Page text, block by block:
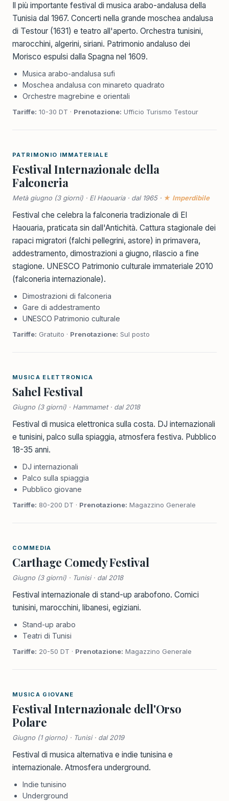
Il più importante festival di musica arabo-andalusa della
Tunisia dal 1967. Concerti nella grande moschea andalusa
di Testour (1631) e teatro all'aperto. Orchestra tunisini,
marocchini, algerini, siriani. Patrimonio andaluso dei
Morisco espulsi dalla Spagna nel 1609.
Musica arabo-andalusa sufi
Moschea andalusa con minareto quadrato
Orchestre magrebine e orientali
Tariffe: 10-30 DT · Prenotazione: Ufficio Turismo Testour
PATRIMONIO IMMATERIALE
Festival Internazionale della
Falconeria
Metà giugno (3 giorni) · El Haouaria · dal 1965 · ★ Imperdibile
Festival che celebra la falconeria tradizionale di El
Haouaria, praticata sin dall'Antichità. Cattura stagionale dei
rapaci migratori (falchi pellegrini, astore) in primavera,
addestramento, dimostrazioni a giugno, rilascio a fine
stagione. UNESCO Patrimonio culturale immateriale 2010
(falconeria internazionale).
Dimostrazioni di falconeria
Gare di addestramento
UNESCO Patrimonio culturale
Tariffe: Gratuito · Prenotazione: Sul posto
MUSICA ELETTRONICA
Sahel Festival
Giugno (3 giorni) · Hammamet · dal 2018
Festival di musica elettronica sulla costa. DJ internazionali
e tunisini, palco sulla spiaggia, atmosfera festiva. Pubblico
18-35 anni.
DJ internazionali
Palco sulla spiaggia
Pubblico giovane
Tariffe: 80-200 DT · Prenotazione: Magazzino Generale
COMMEDIA
Carthage Comedy Festival
Giugno (3 giorni) · Tunisi · dal 2018
Festival internazionale di stand-up arabofono. Comici
tunisini, marocchini, libanesi, egiziani.
Stand-up arabo
Teatri di Tunisi
Tariffe: 20-50 DT · Prenotazione: Magazzino Generale
MUSICA GIOVANE
Festival Internazionale dell'Orso
Polare
Giugno (1 giorno) · Tunisi · dal 2019
Festival di musica alternativa e indie tunisina e
internazionale. Atmosfera underground.
Indie tunisino
Underground